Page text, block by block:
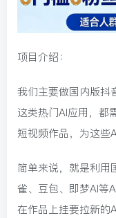
项目介绍：
我们主要做国内版抖
这类热门AI应用，都
短视频作品，为这些
简单来说，就是利用
雀、豆包、即梦Al等
在作品上挂要拉新的